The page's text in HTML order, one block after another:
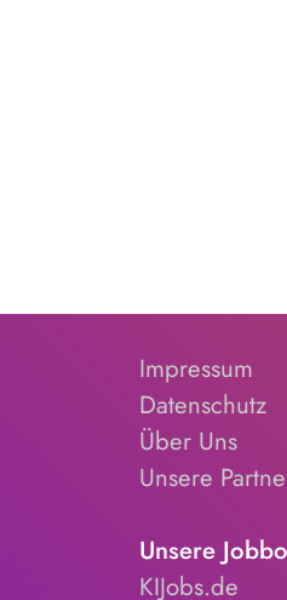
Impressum
Datenschutz
Über Uns
Unsere
Unsere
KIJobs.de